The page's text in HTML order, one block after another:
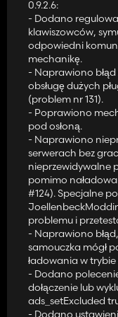
w błocie, ciężkiej pracy
nierównym terenie.
Obowiązuje tu prosta
byłoby szkodliwe dla
✨ Kluczowe funkcje
⚙️ Całkowita wymiana
Pojazdy są podzielone
biegów, hydraulikę,
elektryczne i podwozie.
współczynniki zużycia
nadmierny poślizg kół
nierówna jazda z dużą
podwozia.
🔧 Regularna
Planowe serwisowanie
sposób zapobiegania
kosztownych napraw
⚠️ Przebicia
Mod zawiera dziesiątki
0.9.2.6:
- Dodano
klawiszowców,
odpowiedni
mechanikę.
- Naprawiono
obsługę dużych
(problem nr 131).
- Poprawiono
pod osłoną.
- Naprawiono
serwerach bez
nieprzewidywalne
pomimo
#124). Specjalne
problemu i
- Naprawiono
samouczka mógł
ładowania w
- Dodano
dołączenie lub
ads_setExcluded
- Dodano